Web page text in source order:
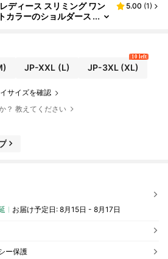
ディース スリミング ワン
カラーのショルダース
5.00 (1)
JP-XXL (L) JP-3XL(XL)
10 left
サイズを確認
？ 教えてください
お届け予定日: 8月15日 - 8月17日
ー保護